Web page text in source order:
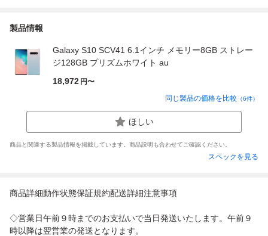
製品情報
Galaxy S10 SCV41 6.1インチ メモリー8GB ストレー
ジ128GB プリズムホワイト au
18,972 円〜
同じ製品の価格を比較 （6件）
ほしい
商品と関連する製品情報を掲載しています。商品説明も合わせてご確認ください。
スペックを見る
商品詳細動作状態保証規約配送詳細注意事項
◇営業日午前９時までのお支払いで当日発送いたします。午前９
時以降は翌営業の発送となります。